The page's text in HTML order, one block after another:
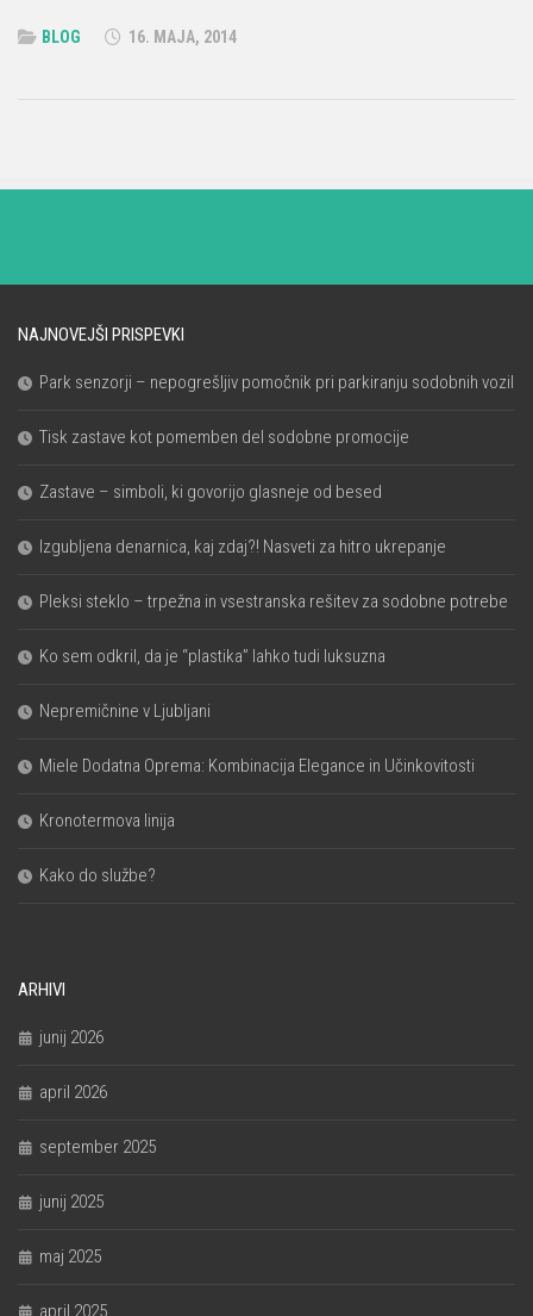
BLOG 16. MAJA, 2014
NAJNOVEJŠI PRISPEVKI
Park senzorji – nepogrešljiv pomočnik pri parkiranju sodobnih vozil
Tisk zastave kot pomemben del sodobne promocije
Zastave – simboli, ki govorijo glasneje od besed
Izgubljena denarnica, kaj zdaj?! Nasveti za hitro ukrepanje
Pleksi steklo – trpežna in vsestranska rešitev za sodobne potrebe
Ko sem odkril, da je “plastika” lahko tudi luksuzna
Nepremičnine v Ljubljani
Miele Dodatna Oprema: Kombinacija Elegance in Učinkovitosti
Kronotermova linija
Kako do službe?
ARHIVI
junij 2026
april 2026
september 2025
junij 2025
maj 2025
april 2025